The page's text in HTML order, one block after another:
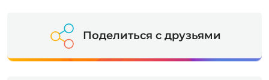
Поделиться с друзьями